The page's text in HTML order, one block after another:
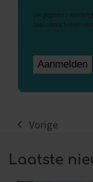
Uw gegevens
zoals omschreven in
previous
Vorige
Laatste